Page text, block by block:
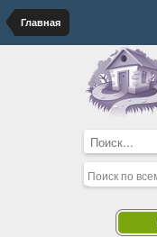
Главная